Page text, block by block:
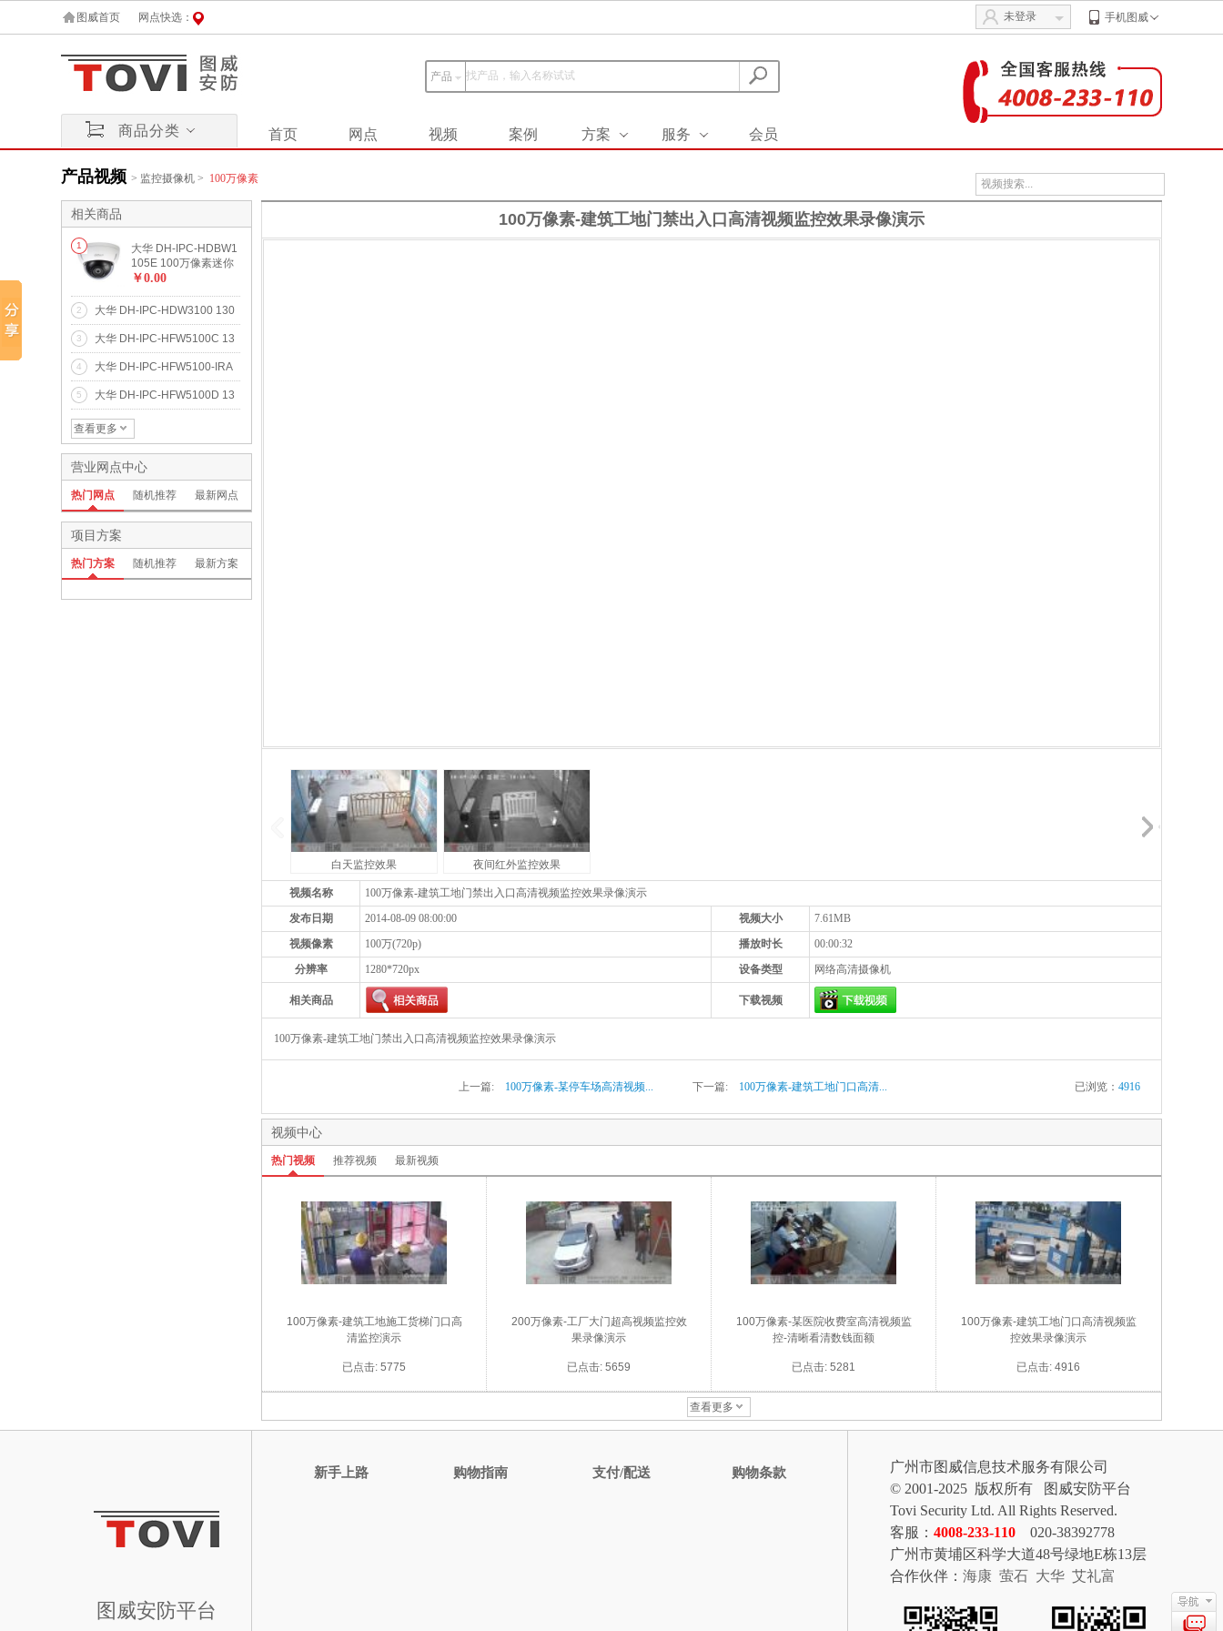
图威首页 网点快选： 未登录 手机图威
产品
商品分类 首页 网点 视频 案例 方案 服务 会员
产品视频 > 监控摄像机 > 100万像素
相关商品
大华 DH-IPC-HDBW1
105E 100万像素迷你
红外防暴半球网络摄像
￥0.00
1
大华 DH-IPC-HDW3100 130
万像素室内红外半球网络摄像
机
2
大华 DH-IPC-HFW5100C 13
0万像素红外可调焦防水枪型
网络摄像机
3
大华 DH-IPC-HFW5100-IRA
130万像素多灯红外防水枪型
网络摄像机
4
大华 DH-IPC-HFW5100D 13
0万像素双灯红外枪型网络摄
像机
5
查看更多
营业网点中心
热门网点 随机推荐 最新网点
项目方案
热门方案 随机推荐 最新方案
100万像素-建筑工地门禁出入口高清视频监控效果录像演示
白天监控效果 夜间红外监控效果
视频名称
100万像素-建筑工地门禁出入口高清视频监控效果录像演示
发布日期
2014-08-09 08:00:00 视频大小
7.61MB
视频像素
100万(720p) 播放时长
00:00:32
分辨率
1280*720px 设备类型 网络高清摄像机
相关商品 下载视频
100万像素-建筑工地门禁出入口高清视频监控效果录像演示
上一篇: 100万像素-某停车场高清视频... 下一篇: 100万像素-建筑工地门口高清... 已浏览： 4916
视频中心
热门视频 推荐视频 最新视频
100万像素-建筑工地施工货梯门口高
清监控演示
已点击: 5775
200万像素-工厂大门超高视频监控效
果录像演示
已点击: 5659
100万像素-某医院收费室高清视频监
控-清晰看清数钱面额
已点击: 5281
100万像素-建筑工地门口高清视频监
控效果录像演示
已点击: 4916
查看更多
图威安防平台
新手上路 购物指南 支付/配送 购物条款
广州市图威信息技术服务有限公司
© 2001-2025 版权所有 图威安防平台
Tovi Security Ltd. All Rights Reserved.
客服： 4008-233-110
020-38392778
广州市黄埔区科学大道48号绿地E栋13层
合作伙伴： 海康 萤石 大华 艾礼富